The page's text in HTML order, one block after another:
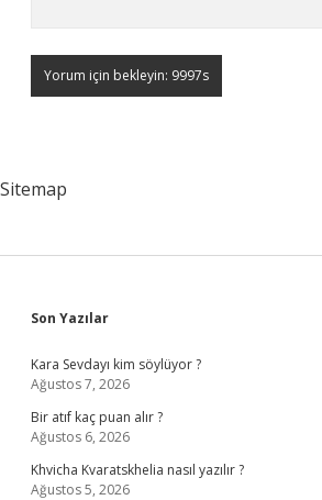
Sitemap
Sidebar
Son Yazılar
Kara Sevdayı kim söylüyor ?
Ağustos 7, 2026
Bir atıf kaç puan alır ?
Ağustos 6, 2026
Khvicha Kvaratskhelia nasıl yazılır ?
Ağustos 5, 2026